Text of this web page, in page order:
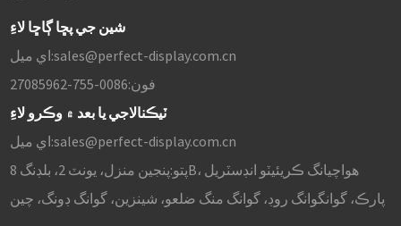
شين جي پڇا ڳاڇا لاءِ
اي ميل:sales@perfect-display.com.cn
فون:0086-755-27085962
ٽيڪنالاجي يا بعد ۾ وڪرو لاءِ
اي ميل:sales@perfect-display.com.cn
پتو:
پنجين منزل، يونٽ 2، بلڊنگ 8B، هواچيانگ ڪريئيٽو انڊسٽريل
پارڪ، گوانگوانگ روڊ، گوانگ منگ ضلعو، شينزين، گوانگ ڊونگ، چين